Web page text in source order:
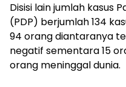
Disisi lain jumlah kasus
(PDP) berjumlah 134
94 orang diantaranya
negatif sementara 15
orang meninggal dunia.